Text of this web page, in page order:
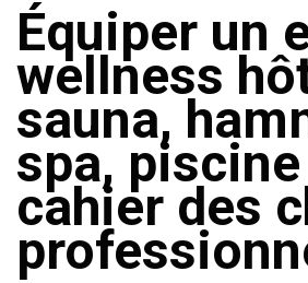
Équiper un
wellness
sauna,
spa,
cahier des